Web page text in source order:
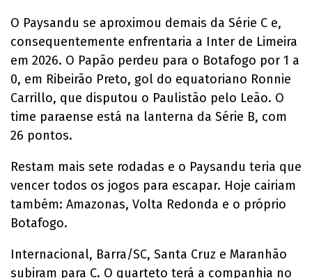
O Paysandu se aproximou demais da Série C e,
consequentemente enfrentaria a Inter de Limeira
em 2026. O Papão perdeu para o Botafogo por 1 a
0, em Ribeirão Preto, gol do equatoriano Ronnie
Carrillo, que disputou o Paulistão pelo Leão. O
time paraense está na lanterna da Série B, com
26 pontos.
Restam mais sete rodadas e o Paysandu teria que
vencer todos os jogos para escapar. Hoje cairiam
também: Amazonas, Volta Redonda e o próprio
Botafogo.
Internacional, Barra/SC, Santa Cruz e Maranhão
subiram para C. O quarteto terá a companhia no